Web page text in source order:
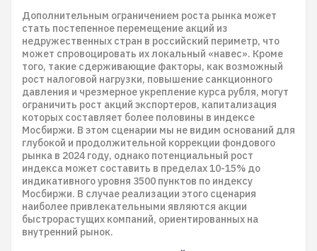
Дополнительным ограничением роста рынка может
стать постепенное перемещение акций из
недружественных стран в российский периметр, что
может спровоцировать их локальный «навес». Кроме
того, такие сдерживающие факторы, как возможный
рост налоговой нагрузки, повышение санкционного
давления и чрезмерное укрепление курса рубля, могут
ограничить рост акций экспортеров, капитализация
которых составляет более половины в индексе
Мосбиржи. В этом сценарии мы не видим оснований для
глубокой и продолжительной коррекции фондового
рынка в 2024 году, однако потенциальный рост
индекса может составить в пределах 10-15% до
индикативного уровня 3500 пунктов по индексу
Мосбиржи. В случае реализации этого сценария
наиболее привлекательными являются акции
быстрорастущих компаний, ориентированных на
внутренний рынок.